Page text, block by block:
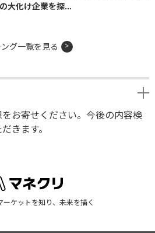
大化け企業を探...
グ一覧を見る
お寄せください。今後の内容検
きます。
ーケットを知り、未来を描く